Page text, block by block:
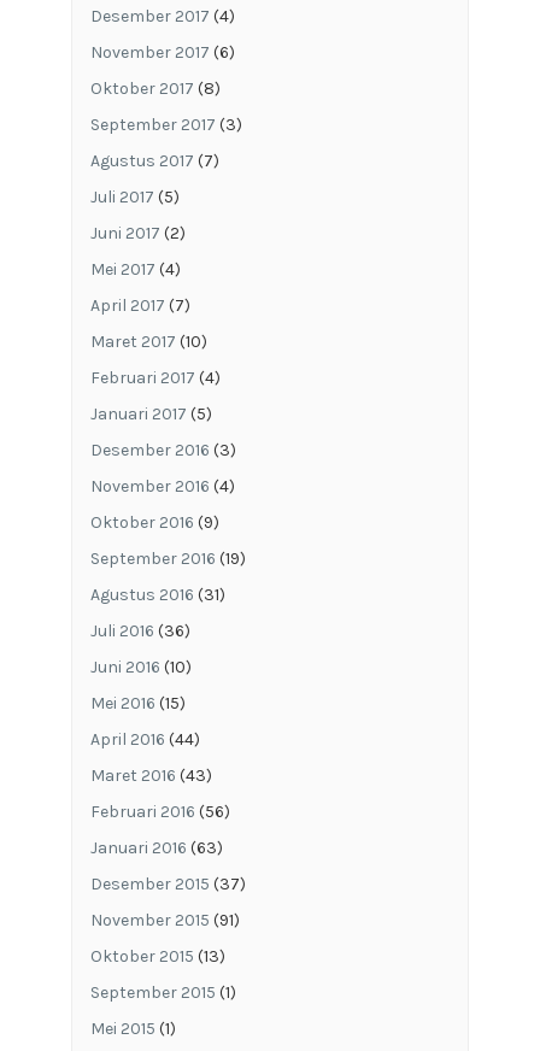
Desember 2017 (4)
November 2017 (6)
Oktober 2017 (8)
September 2017 (3)
Agustus 2017 (7)
Juli 2017 (5)
Juni 2017 (2)
Mei 2017 (4)
April 2017 (7)
Maret 2017 (10)
Februari 2017 (4)
Januari 2017 (5)
Desember 2016 (3)
November 2016 (4)
Oktober 2016 (9)
September 2016 (19)
Agustus 2016 (31)
Juli 2016 (36)
Juni 2016 (10)
Mei 2016 (15)
April 2016 (44)
Maret 2016 (43)
Februari 2016 (56)
Januari 2016 (63)
Desember 2015 (37)
November 2015 (91)
Oktober 2015 (13)
September 2015 (1)
Mei 2015 (1)